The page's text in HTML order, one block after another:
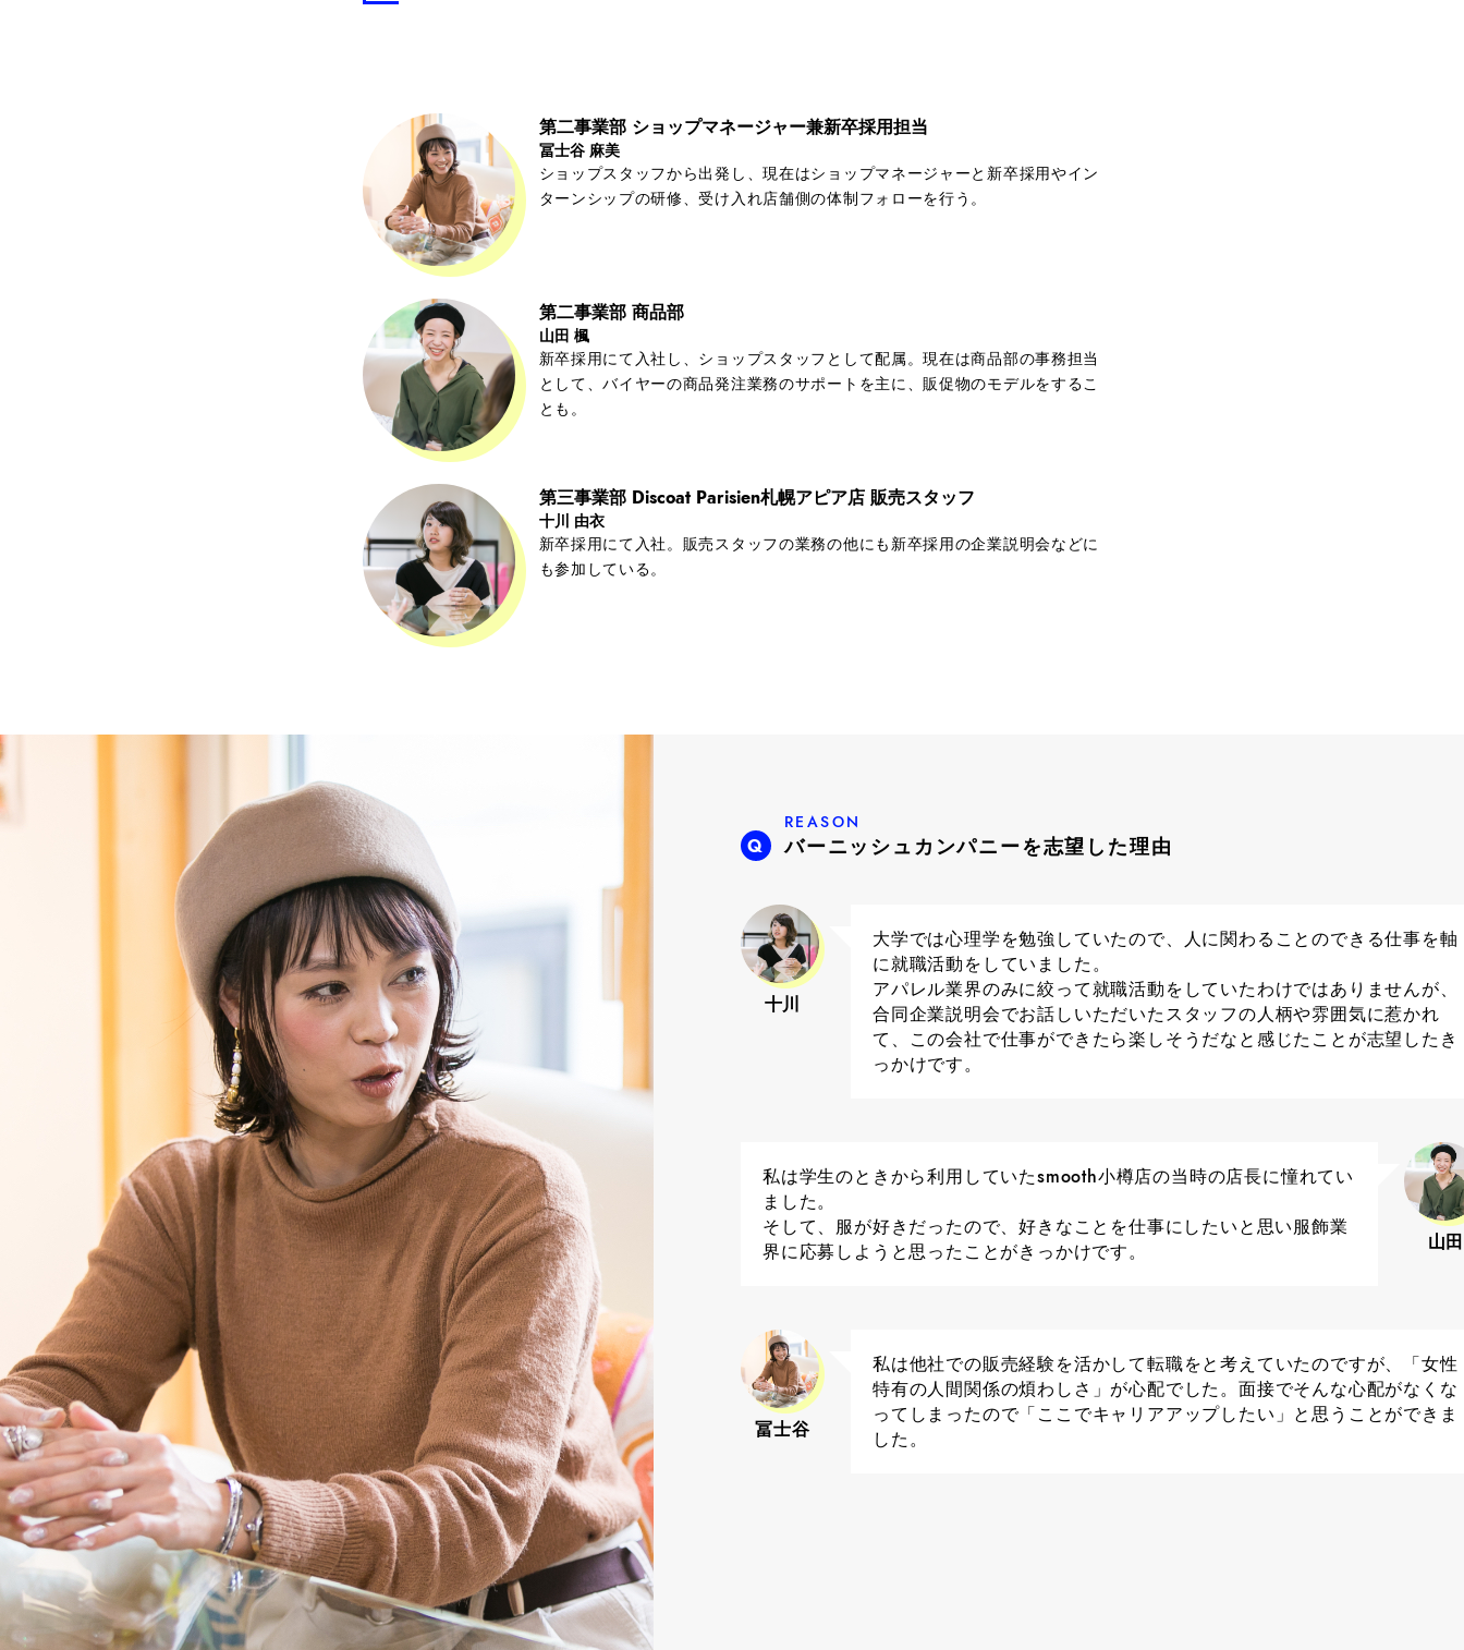
第二事業部 ショップマネージャー兼新卒採用担当
冨士谷 麻美
ショップスタッフから出発し、現在はショップマネージャーと新卒採用やイン
ターンシップの研修、受け入れ店舗側の体制フォローを行う。
第二事業部 商品部
山田 楓
新卒採用にて入社し、ショップスタッフとして配属。現在は商品部の事務担当
として、バイヤーの商品発注業務のサポートを主に、販促物のモデルをするこ
とも。
第三事業部 Discoat Parisien札幌アピア店 販売スタッフ
十川 由衣
新卒採用にて入社。販売スタッフの業務の他にも新卒採用の企業説明会などに
も参加している。
REASON
バーニッシュカンパニーを志望した理由
十川
大学では心理学を勉強していたので、人に関わることのできる仕事を軸
に就職活動をしていました。
アパレル業界のみに絞って就職活動をしていたわけではありませんが、
合同企業説明会でお話しいただいたスタッフの人柄や雰囲気に惹かれ
て、この会社で仕事ができたら楽しそうだなと感じたことが志望したき
っかけです。
山田
私は学生のときから利用していたsmooth小樽店の当時の店長に憧れてい
ました。
そして、服が好きだったので、好きなことを仕事にしたいと思い服飾業
界に応募しようと思ったことがきっかけです。
冨士谷
私は他社での販売経験を活かして転職をと考えていたのですが、「女性
特有の人間関係の煩わしさ」が心配でした。面接でそんな心配がなくな
ってしまったので「ここでキャリアアップしたい」と思うことができま
した。